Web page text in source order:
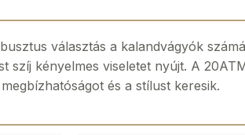
választás a kalandvágyók
szíj kényelmes viseletet nyújt. A
és a stílust keresik.